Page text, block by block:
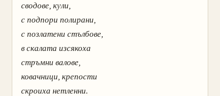
сводове, кули,
с подпори полирани,
с позлатени стълбове,
в скалата изсякоха
стръмни валове,
ковачници, крепости
скроиха нетленни.